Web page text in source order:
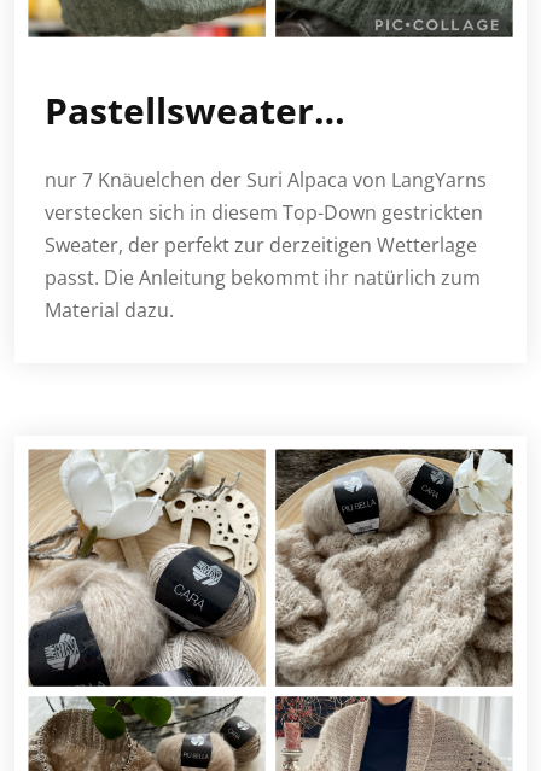
Pastellsweater…
nur 7 Knäuelchen der Suri Alpaca von LangYarns
verstecken sich in diesem Top-Down gestrickten
Sweater, der perfekt zur derzeitigen Wetterlage
passt. Die Anleitung bekommt ihr natürlich zum
Material dazu.